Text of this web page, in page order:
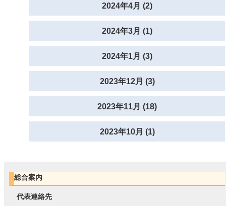
2024年4月 (2)
2024年3月 (1)
2024年1月 (3)
2023年12月 (3)
2023年11月 (18)
2023年10月 (1)
総合案内
代表連絡先